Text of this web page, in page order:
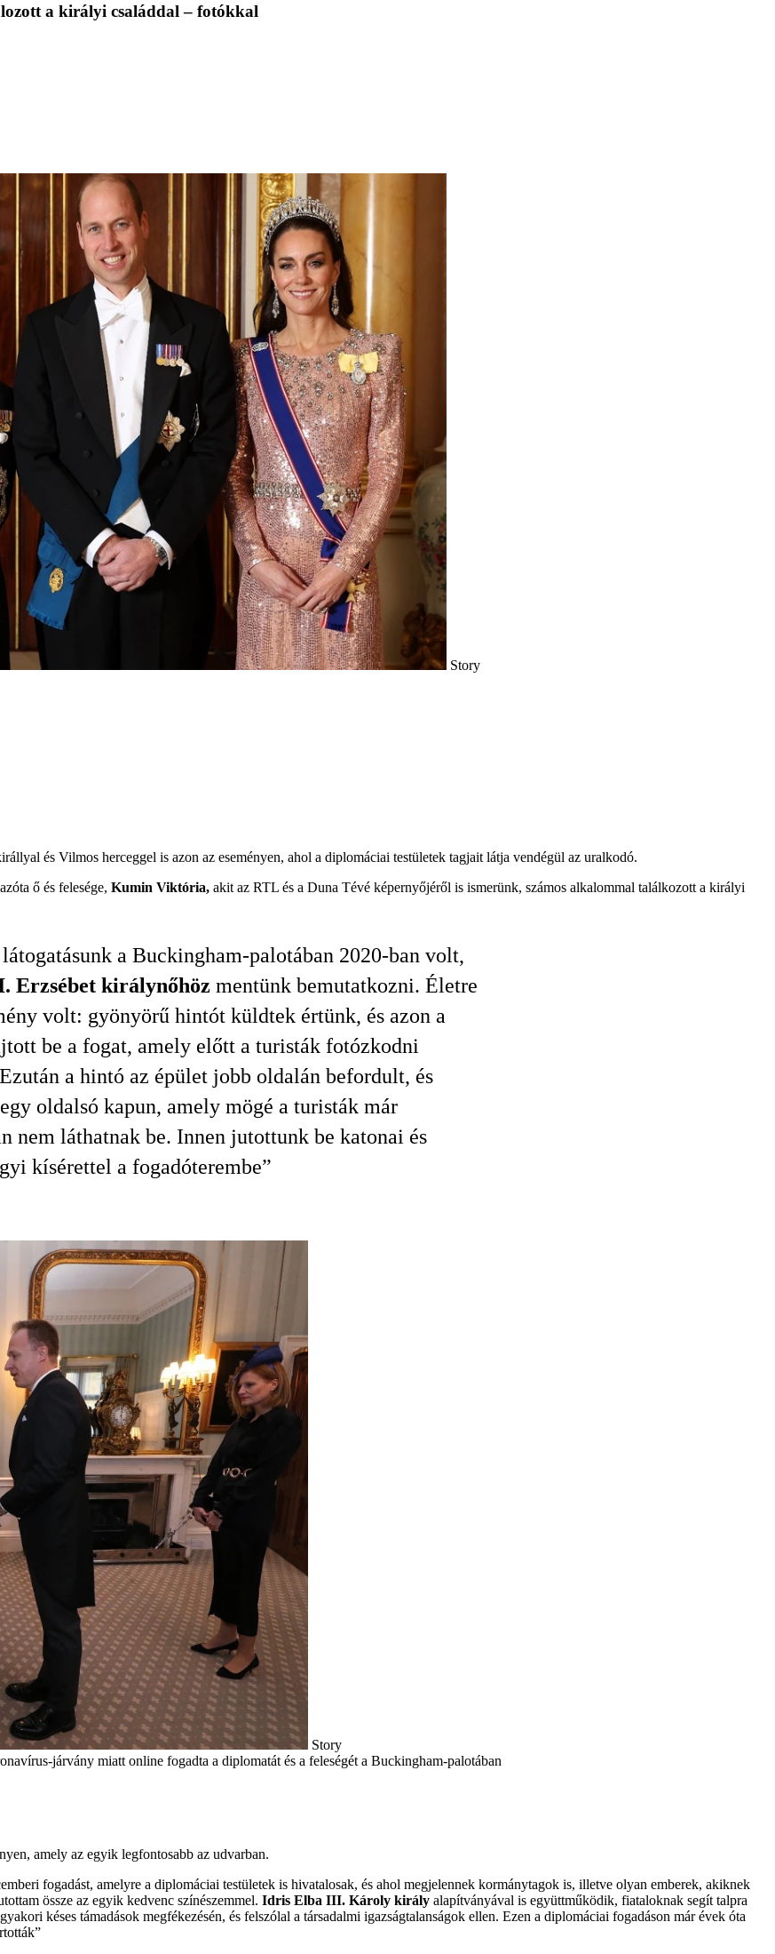
a királyi családdal – fotókkal
Story
és Vilmos herceggel is azon az eseményen, ahol a diplomáciai testületek tagjait látja vendégül az uralkodó.
ő és felesége, Kumin Viktória, akit az RTL és a Duna Tévé képernyőjéről is ismerünk, számos alkalommal találkozott a királyi
a Buckingham-palotában 2020-ban volt,
Erzsébet királynőhöz mentünk bemutatkozni. Életre
volt: gyönyörű hintót küldtek értünk, és azon a
be a fogat, amely előtt a turisták fotózkodni
a hintó az épület jobb oldalán befordult, és
oldalsó kapun, amely mögé a turisták már
nem láthatnak be. Innen jutottunk be katonai és
kísérettel a fogadóterembe”
Story
járvány miatt online fogadta a diplomatát és a feleségét a Buckingham-palotában
amely az egyik legfontosabb az udvarban.
fogadást, amelyre a diplomáciai testületek is hivatalosak, és ahol megjelennek kormánytagok is, illetve olyan emberek, akiknek
össze az egyik kedvenc színészemmel. Idris Elba III. Károly király alapítványával is együttműködik, fiataloknak segít talpra
késes támadások megfékezésén, és felszólal a társadalmi igazságtalanságok ellen. Ezen a diplomáciai fogadáson már évek óta